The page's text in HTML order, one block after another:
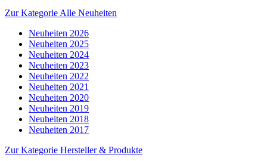
Zur Kategorie Alle Neuheiten
Neuheiten 2026
Neuheiten 2025
Neuheiten 2024
Neuheiten 2023
Neuheiten 2022
Neuheiten 2021
Neuheiten 2020
Neuheiten 2019
Neuheiten 2018
Neuheiten 2017
Zur Kategorie Hersteller & Produkte